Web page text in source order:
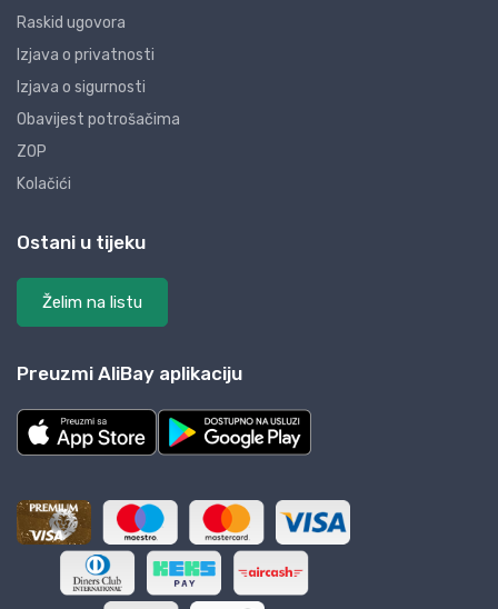
Raskid ugovora
Izjava o privatnosti
Izjava o sigurnosti
Obavijest potrošačima
ZOP
Kolačići
Ostani u tijeku
Želim na listu
Preuzmi AliBay aplikaciju